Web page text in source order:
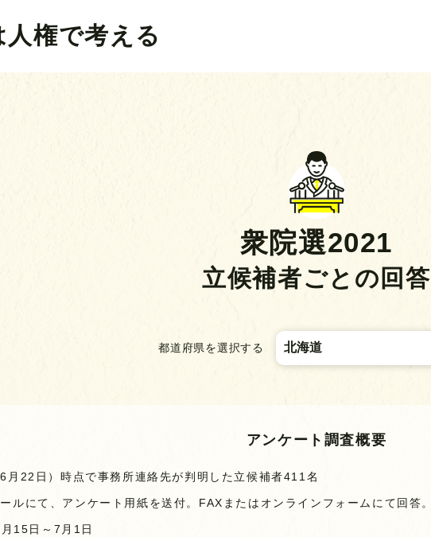
権で考える
衆院選2021
立候補者ごとの回答
都道府県を選択する
アンケート調査概要
月22日）時点で事務所連絡先が判明した立候補者411名
ルにて、アンケート用紙を送付。FAXまたはオンラインフォームにて回答。
15日～7月1日